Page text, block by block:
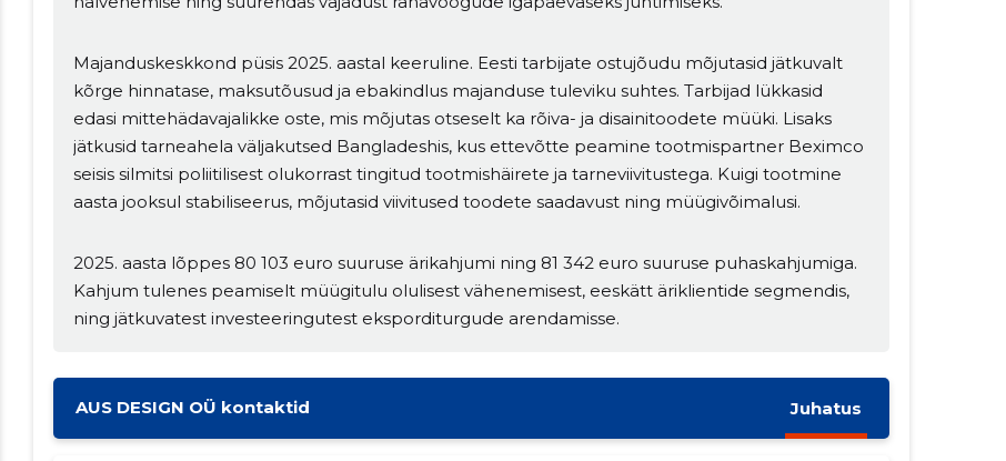
Majanduskeskkond püsis 2025. aastal keeruline. Eesti tarbijate ostujõudu mõjutasid jätkuvalt
kõrge hinnatase, maksutõusud ja ebakindlus majanduse tuleviku suhtes. Tarbijad lükkasid
edasi mittehädavajalikke oste, mis mõjutas otseselt ka rõiva- ja disainitoodete müüki. Lisaks
jätkusid tarneahela väljakutsed Bangladeshis, kus ettevõtte peamine tootmispartner Beximco
seisis silmitsi poliitilisest olukorrast tingitud tootmishäirete ja tarneviivitustega. Kuigi tootmine
aasta jooksul stabiliseerus, mõjutasid viivitused toodete saadavust ning müügivõimalusi.
2025. aasta lõppes 80 103 euro suuruse ärikahjumi ning 81 342 euro suuruse puhaskahjumiga.
Kahjum tulenes peamiselt müügitulu olulisest vähenemisest, eeskätt äriklientide segmendis,
ning jätkuvatest investeeringutest eksporditurgude arendamisse.
AUS DESIGN OÜ kontaktid Juhatus
MUUDA